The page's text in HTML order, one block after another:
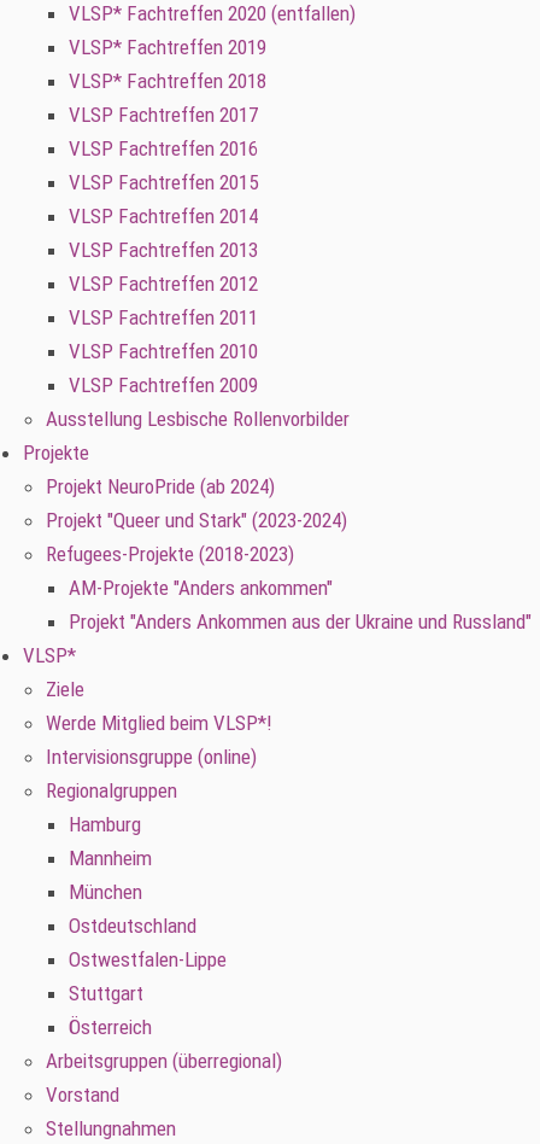
VLSP* Fachtreffen 2020 (entfallen)
VLSP* Fachtreffen 2019
VLSP* Fachtreffen 2018
VLSP Fachtreffen 2017
VLSP Fachtreffen 2016
VLSP Fachtreffen 2015
VLSP Fachtreffen 2014
VLSP Fachtreffen 2013
VLSP Fachtreffen 2012
VLSP Fachtreffen 2011
VLSP Fachtreffen 2010
VLSP Fachtreffen 2009
Ausstellung Lesbische Rollenvorbilder
Projekte
Projekt NeuroPride (ab 2024)
Projekt "Queer und Stark" (2023-2024)
Refugees-Projekte (2018-2023)
AM-Projekte "Anders ankommen"
Projekt "Anders Ankommen aus der Ukraine und Russland"
VLSP*
Ziele
Werde Mitglied beim VLSP*!
Intervisionsgruppe (online)
Regionalgruppen
Hamburg
Mannheim
München
Ostdeutschland
Ostwestfalen-Lippe
Stuttgart
Österreich
Arbeitsgruppen (überregional)
Vorstand
Stellungnahmen